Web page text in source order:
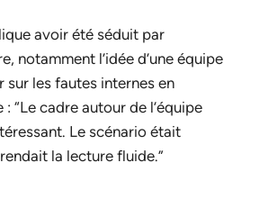
avoir été séduit par
notamment l’idée d’une équipe
sur les fautes internes en
“Le cadre autour de l’équipe
Le scénario était
la lecture fluide.”